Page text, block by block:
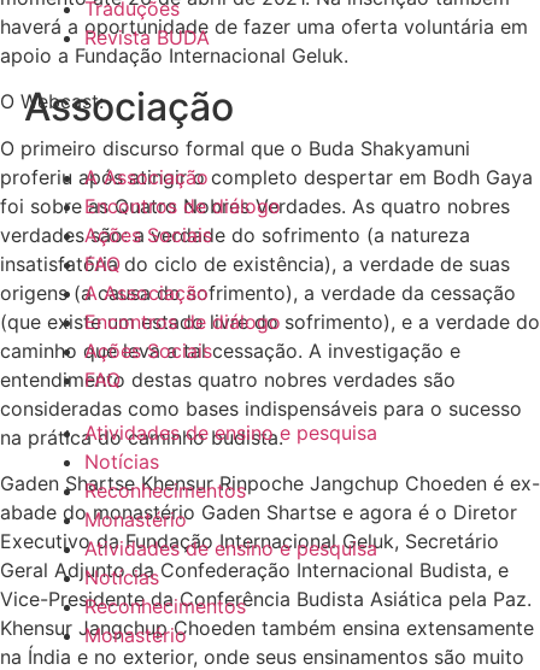
Traduções
Revista BUDA
Associação
A Associação
Encontros de diálogo
Ações Sociais
FAQ
A Associação
Encontros de diálogo
Ações Sociais
FAQ
Atividades de ensino e pesquisa
Notícias
Reconhecimentos
Monastério
Atividades de ensino e pesquisa
Notícias
Reconhecimentos
Monastério
haverá a oportunidade de fazer uma oferta voluntária em
apoio a Fundação Internacional Geluk.
O Webcast:
O primeiro discurso formal que o Buda Shakyamuni
proferiu após atingir o completo despertar em Bodh Gaya
foi sobre as Quatro Nobres Verdades. As quatro nobres
verdades são: a verdade do sofrimento (a natureza
insatisfatória do ciclo de existência), a verdade de suas
origens (a causa do sofrimento), a verdade da cessação
(que existe um estado livre do sofrimento), e a verdade do
caminho que leva a tal cessação. A investigação e
entendimento destas quatro nobres verdades são
consideradas como bases indispensáveis para o sucesso
na prática do caminho budista.
Gaden Shartse Khensur Rinpoche Jangchup Choeden é ex-
abade do monastério Gaden Shartse e agora é o Diretor
Executivo da Fundação Internacional Geluk, Secretário
Geral Adjunto da Confederação Internacional Budista, e
Vice-Presidente da Conferência Budista Asiática pela Paz.
Khensur Jangchup Choeden também ensina extensamente
na Índia e no exterior, onde seus ensinamentos são muito